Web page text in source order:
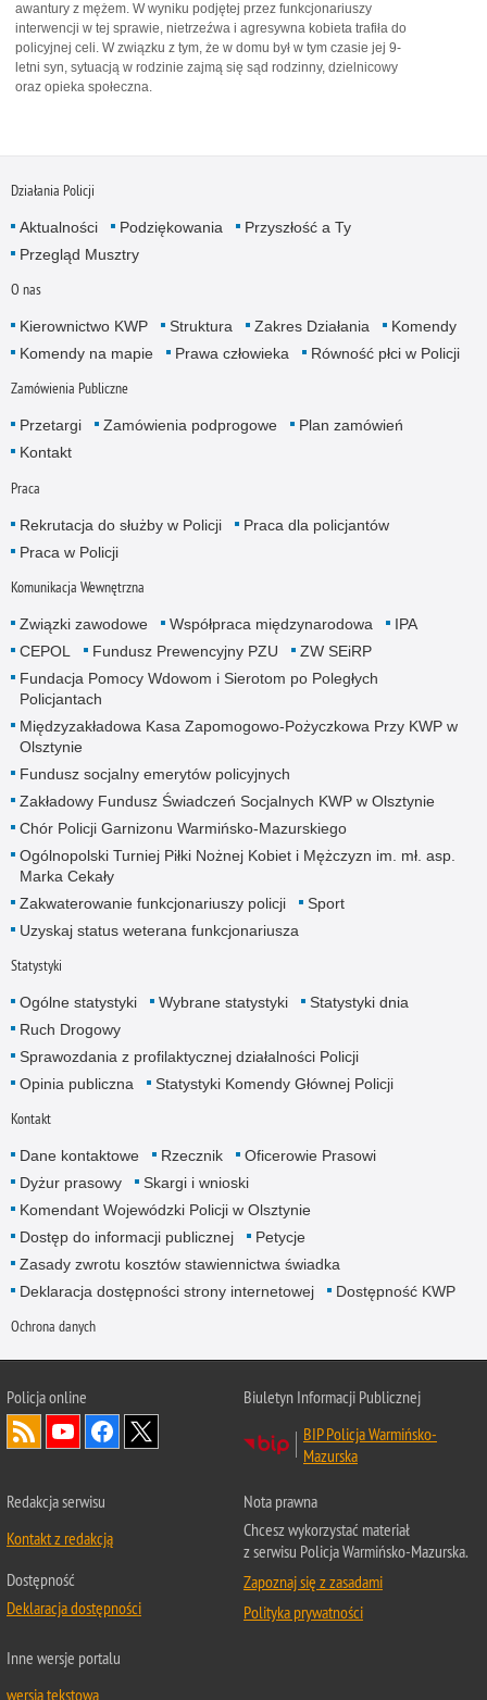
awantury z mężem. W wyniku podjętej przez funkcjonariuszy
interwencji w tej sprawie, nietrzeźwa i agresywna kobieta trafiła do
policyjnej celi. W związku z tym, że w domu był w tym czasie jej 9-
letni syn, sytuacją w rodzinie zajmą się sąd rodzinny, dzielnicowy
oraz opieka społeczna.
Działania Policji
Aktualności Podziękowania
Przyszłość a Ty
Przegląd Musztry
O nas
Kierownictwo KWP Struktura Zakres Działania
Komendy
Komendy na mapie
Prawa człowieka Równość płci w Policji
Zamówienia Publiczne
Przetargi Zamówienia podprogowe
Plan zamówień
Kontakt
Praca
Rekrutacja do służby w Policji
Praca dla policjantów
Praca w Policji
Komunikacja Wewnętrzna
Związki zawodowe Współpraca międzynarodowa
IPA
CEPOL
Fundusz Prewencyjny PZU
ZW SEiRP
Fundacja Pomocy Wdowom i Sierotom po Poległych
Policjantach
Międzyzakładowa Kasa Zapomogowo-Pożyczkowa Przy KWP w
Olsztynie
Fundusz socjalny emerytów policyjnych
Zakładowy Fundusz Świadczeń Socjalnych KWP w Olsztynie
Chór Policji Garnizonu Warmińsko-Mazurskiego
Ogólnopolski Turniej Piłki Nożnej Kobiet i Mężczyzn im. mł. asp.
Marka Cekały
Zakwaterowanie funkcjonariuszy policji
Sport
Uzyskaj status weterana funkcjonariusza
Statystyki
Ogólne statystyki Wybrane statystyki
Statystyki dnia
Ruch Drogowy
Sprawozdania z profilaktycznej działalności Policji
Opinia publiczna
Statystyki Komendy Głównej Policji
Kontakt
Dane kontaktowe Rzecznik
Oficerowie Prasowi
Dyżur prasowy
Skargi i wnioski
Komendant Wojewódzki Policji w Olsztynie
Dostęp do informacji publicznej
Petycje
Zasady zwrotu kosztów stawiennictwa świadka
Deklaracja dostępności strony internetowej
Dostępność KWP
Ochrona danych
Policja online
Biuletyn Informacji Publicznej
BIP Policja Warmińsko-
Mazurska
Redakcja serwisu
Kontakt z redakcją
Dostępność
Deklaracja dostępności
Nota prawna
Chcesz wykorzystać materiał
z serwisu Policja Warmińsko-Mazurska.
Zapoznaj się z zasadami
Polityka prywatności
Inne wersje portalu
wersja tekstowa